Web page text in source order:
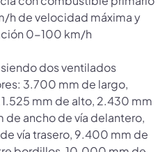
h de velocidad máxima y
0-100 km/h
dos ventilados
3.700 mm de largo,
mm de alto, 2.430 mm
de ancho de vía delantero,
vía trasero, 9.400 mm de